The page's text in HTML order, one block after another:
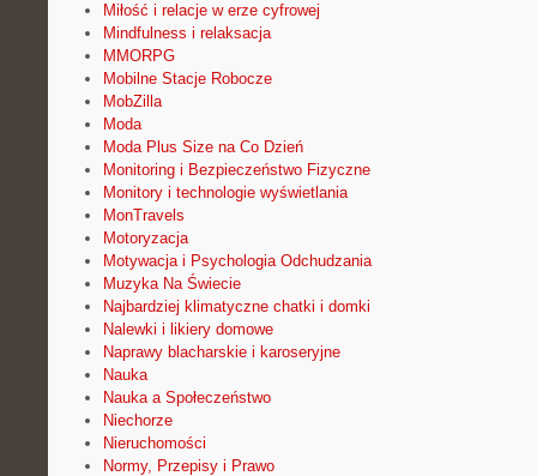
Miłość i relacje w erze cyfrowej
Mindfulness i relaksacja
MMORPG
Mobilne Stacje Robocze
MobZilla
Moda
Moda Plus Size na Co Dzień
Monitoring i Bezpieczeństwo Fizyczne
Monitory i technologie wyświetlania
MonTravels
Motoryzacja
Motywacja i Psychologia Odchudzania
Muzyka Na Świecie
Najbardziej klimatyczne chatki i domki
Nalewki i likiery domowe
Naprawy blacharskie i karoseryjne
Nauka
Nauka a Społeczeństwo
Niechorze
Nieruchomości
Normy, Przepisy i Prawo